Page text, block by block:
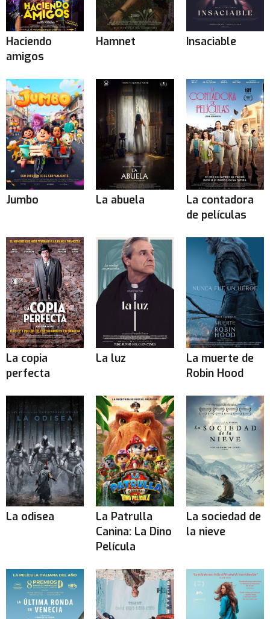
Haciendo
amigos
Hamnet Insaciable
Jumbo La abuela
La contadora
de películas
La copia
perfecta
La luz
La muerte de
Robin Hood
La odisea
La Patrulla
Canina: La Dino
Película
La sociedad de
la nieve